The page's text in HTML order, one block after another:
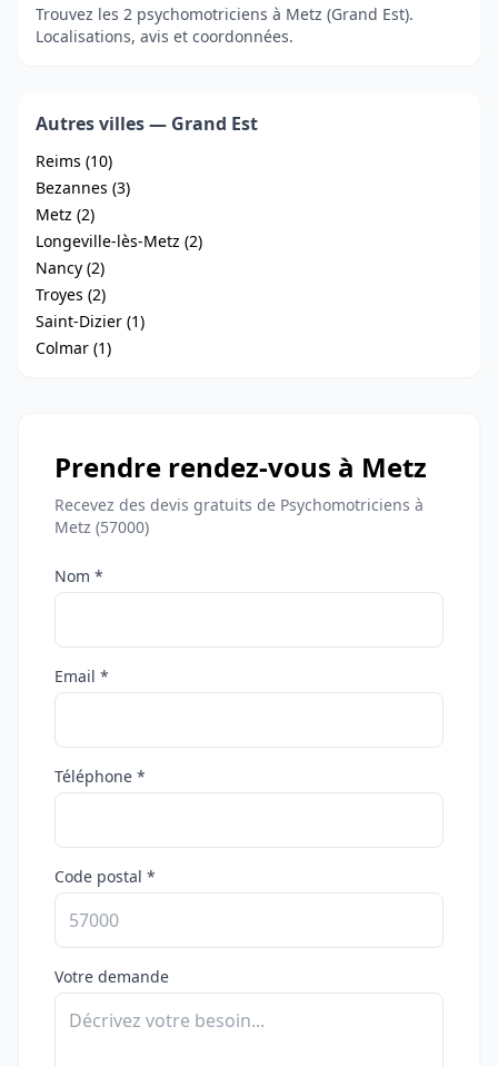
Trouvez les 2 psychomotriciens à Metz (Grand Est).
Localisations, avis et coordonnées.
Autres villes — Grand Est
Reims (10)
Bezannes (3)
Metz (2)
Longeville-lès-Metz (2)
Nancy (2)
Troyes (2)
Saint-Dizier (1)
Colmar (1)
Prendre rendez-vous à Metz
Recevez des devis gratuits de Psychomotriciens à
Metz (57000)
Nom *
Email *
Téléphone *
Code postal *
Votre demande